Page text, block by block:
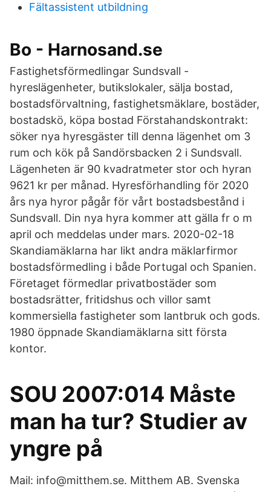
Fältassistent utbildning
Bo - Harnosand.se
Fastighetsförmedlingar Sundsvall -
hyreslägenheter, butikslokaler, sälja bostad,
bostadsförvaltning, fastighetsmäklare, bostäder,
bostadskö, köpa bostad Förstahandskontrakt:
söker nya hyresgäster till denna lägenhet om 3
rum och kök på Sandörsbacken 2 i Sundsvall.
Lägenheten är 90 kvadratmeter stor och hyran
9621 kr per månad. Hyresförhandling för 2020
års nya hyror pågår för vårt bostadsbestånd i
Sundsvall. Din nya hyra kommer att gälla fr o m
april och meddelas under mars. 2020-02-18
Skandiamäklarna har likt andra mäklarfirmor
bostadsförmedling i både Portugal och Spanien.
Företaget förmedlar privatbostäder som
bostadsrätter, fritidshus och villor samt
kommersiella fastigheter som lantbruk och gods.
1980 öppnade Skandiamäklarna sitt första
kontor.
SOU 2007:014 Måste
man ha tur? Studier av
yngre på
Mail: info@mitthem.se. Mitthem AB. Svenska